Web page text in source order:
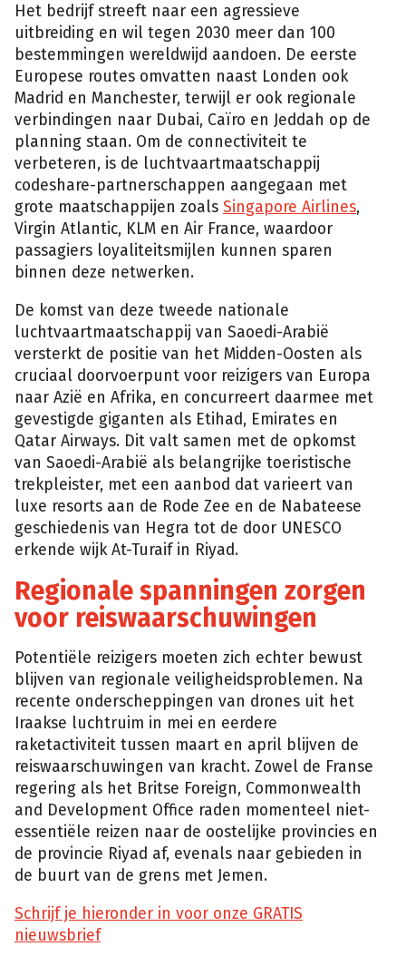
Het bedrijf streeft naar een agressieve
uitbreiding en wil tegen 2030 meer dan 100
bestemmingen wereldwijd aandoen. De eerste
Europese routes omvatten naast Londen ook
Madrid en Manchester, terwijl er ook regionale
verbindingen naar Dubai, Caïro en Jeddah op de
planning staan. Om de connectiviteit te
verbeteren, is de luchtvaartmaatschappij
codeshare-partnerschappen aangegaan met
grote maatschappijen zoals Singapore Airlines,
Virgin Atlantic, KLM en Air France, waardoor
passagiers loyaliteitsmijlen kunnen sparen
binnen deze netwerken.
De komst van deze tweede nationale
luchtvaartmaatschappij van Saoedi-Arabië
versterkt de positie van het Midden-Oosten als
cruciaal doorvoerpunt voor reizigers van Europa
naar Azië en Afrika, en concurreert daarmee met
gevestigde giganten als Etihad, Emirates en
Qatar Airways. Dit valt samen met de opkomst
van Saoedi-Arabië als belangrijke toeristische
trekpleister, met een aanbod dat varieert van
luxe resorts aan de Rode Zee en de Nabateese
geschiedenis van Hegra tot de door UNESCO
erkende wijk At-Turaif in Riyad.
Regionale spanningen zorgen
voor reiswaarschuwingen
Potentiële reizigers moeten zich echter bewust
blijven van regionale veiligheidsproblemen. Na
recente onderscheppingen van drones uit het
Iraakse luchtruim in mei en eerdere
raketactiviteit tussen maart en april blijven de
reiswaarschuwingen van kracht. Zowel de Franse
regering als het Britse Foreign, Commonwealth
and Development Office raden momenteel niet-
essentiële reizen naar de oostelijke provincies en
de provincie Riyad af, evenals naar gebieden in
de buurt van de grens met Jemen.
Schrijf je hieronder in voor onze GRATIS
nieuwsbrief